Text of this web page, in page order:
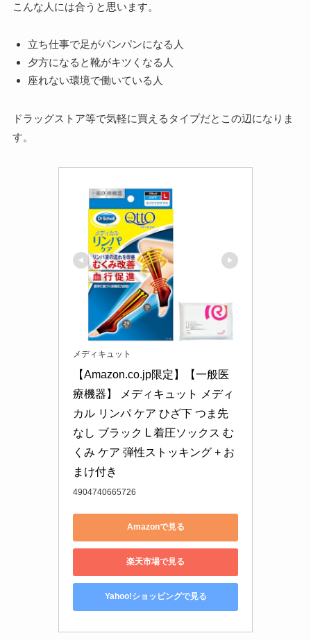
こんな人には合うと思います。
立ち仕事で足がパンパンになる人
夕方になると靴がキツくなる人
座れない環境で働いている人
ドラッグストア等で気軽に買えるタイプだとこの辺になりま
す。
メディキュット
【Amazon.co.jp限定】【一般医
療機器】 メディキュット メディ
カル リンパ ケア ひざ下 つま先
なし ブラック L 着圧ソックス む
くみ ケア 弾性ストッキング + お
まけ付き
4904740665726
Amazonで見る
楽天市場で見る
Yahoo!ショッピングで見る